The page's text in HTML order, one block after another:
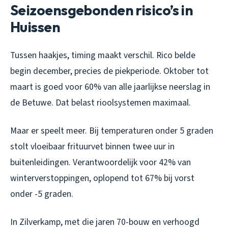
Seizoensgebonden risico’s in
Huissen
Tussen haakjes, timing maakt verschil. Rico belde
begin december, precies de piekperiode. Oktober tot
maart is goed voor 60% van alle jaarlijkse neerslag in
de Betuwe. Dat belast rioolsystemen maximaal.
Maar er speelt meer. Bij temperaturen onder 5 graden
stolt vloeibaar frituurvet binnen twee uur in
buitenleidingen. Verantwoordelijk voor 42% van
winterverstoppingen, oplopend tot 67% bij vorst
onder -5 graden.
In Zilverkamp, met die jaren 70-bouw en verhoogd